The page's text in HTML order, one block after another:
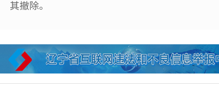
其撤除。